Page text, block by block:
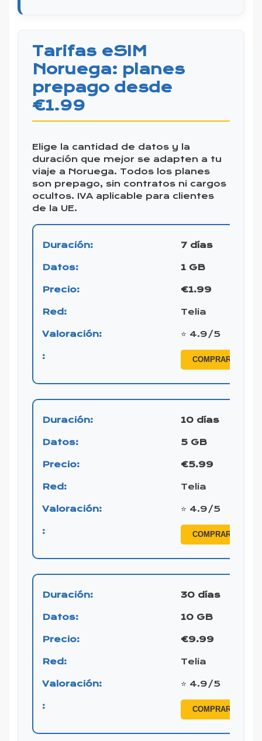
Tarifas eSIM
Noruega: planes
prepago desde
€1.99
Elige la cantidad de datos y la
duración que mejor se adapten a tu
viaje a Noruega. Todos los planes
son prepago, sin contratos ni cargos
ocultos. IVA aplicable para clientes
de la UE.
7 días
1 GB
€1.99
Telia
⭐ 4.9/5
COMPRAR ESIM
10 días
5 GB
€5.99
Telia
⭐ 4.9/5
COMPRAR ESIM
30 días
10 GB
€9.99
Telia
⭐ 4.9/5
COMPRAR ESIM